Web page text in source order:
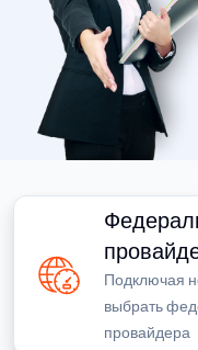
Подключая
выбрать
провайдера